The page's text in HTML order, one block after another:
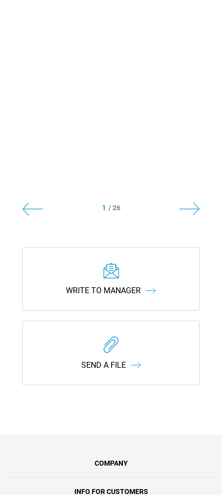
1 / 26
WRITE TO MANAGER
SEND A FILE
COMPANY
INFO FOR CUSTOMERS